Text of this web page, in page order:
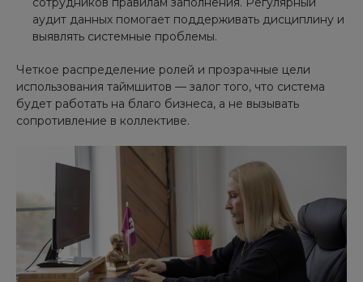
аудит данных помогает поддерживать дисциплину и
выявлять системные проблемы.
Четкое распределение ролей и прозрачные цели
использования таймшитов — залог того, что система
будет работать на благо бизнеса, а не вызывать
сопротивление в коллективе.